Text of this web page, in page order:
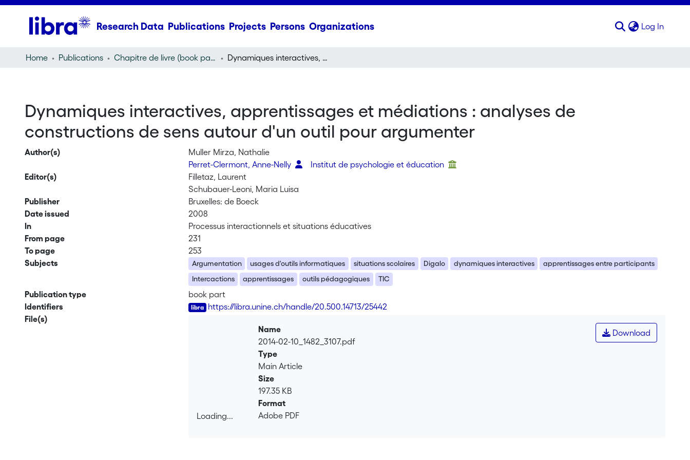
Research Data Publications Projects Persons Organizations Log In
Home Publications Chapitre de livre (book part) Dynamiques interactives, apprentissages et médiations : analyses de constructions de sens autour d'un outil pour argumenter
Dynamiques interactives, apprentissages et médiations : analyses de
constructions de sens autour d'un outil pour argumenter
Author(s)
Muller Mirza, Nathalie
Perret-Clermont, Anne-Nelly
Institut de psychologie et éducation
Editor(s)
Filletaz, Laurent
Schubauer-Leoni, Maria Luisa
Publisher
Bruxelles: de Boeck
Date issued
2008
In
Processus interactionnels et situations éducatives
From page
231
To page
253
Subjects
Argumentation usages d'outils informatiques situations scolaires Digalo dynamiques interactives
apprentissages entre participants
Intercactions
apprentissages outils pédagogiques TIC
Publication type
book part
Identifiers
https://libra.unine.ch/handle/20.500.14713/25442
File(s)
Loading...
Download
Name
2014-02-10_1482_3107.pdf
Type
Main Article
Size
197.35 KB
Format
Adobe PDF